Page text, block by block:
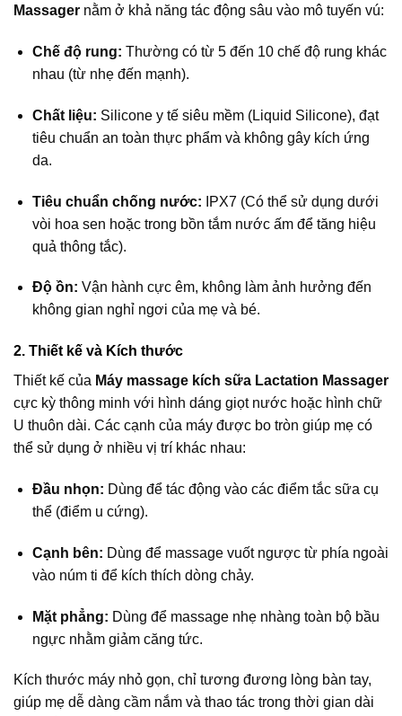
Massager nằm ở khả năng tác động sâu vào mô tuyến vú:
Chế độ rung: Thường có từ 5 đến 10 chế độ rung khác
nhau (từ nhẹ đến mạnh).
Chất liệu: Silicone y tế siêu mềm (Liquid Silicone), đạt
tiêu chuẩn an toàn thực phẩm và không gây kích ứng
da.
Tiêu chuẩn chống nước: IPX7 (Có thể sử dụng dưới
vòi hoa sen hoặc trong bồn tắm nước ấm để tăng hiệu
quả thông tắc).
Độ ồn: Vận hành cực êm, không làm ảnh hưởng đến
không gian nghỉ ngơi của mẹ và bé.
2. Thiết kế và Kích thước
Thiết kế của Máy massage kích sữa Lactation Massager
cực kỳ thông minh với hình dáng giọt nước hoặc hình chữ
U thuôn dài. Các cạnh của máy được bo tròn giúp mẹ có
thể sử dụng ở nhiều vị trí khác nhau:
Đầu nhọn: Dùng để tác động vào các điểm tắc sữa cụ
thể (điểm u cứng).
Cạnh bên: Dùng để massage vuốt ngược từ phía ngoài
vào núm ti để kích thích dòng chảy.
Mặt phẳng: Dùng để massage nhẹ nhàng toàn bộ bầu
ngực nhằm giảm căng tức.
Kích thước máy nhỏ gọn, chỉ tương đương lòng bàn tay,
giúp mẹ dễ dàng cầm nắm và thao tác trong thời gian dài